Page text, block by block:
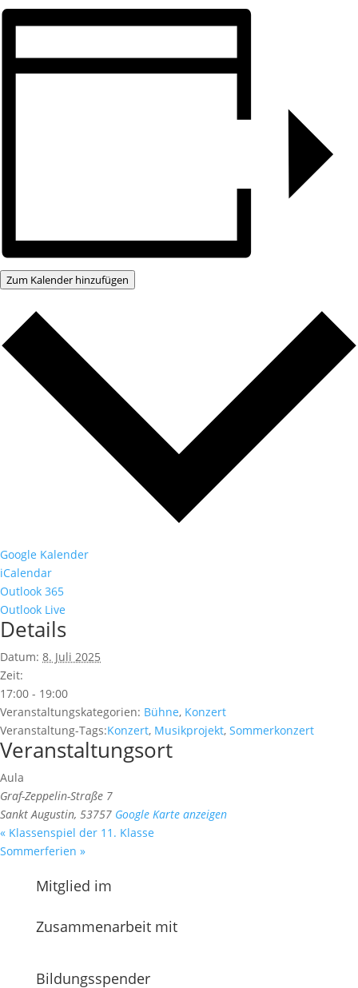
Zum Kalender hinzufügen
Google Kalender
iCalendar
Outlook 365
Outlook Live
Details
Datum: 8. Juli 2025
Zeit:
17:00 - 19:00
Veranstaltungskategorien: Bühne, Konzert
Veranstaltung-Tags:Konzert, Musikprojekt, Sommerkonzert
Veranstaltungsort
Aula
Graf-Zeppelin-Straße 7
Sankt Augustin, 53757 Google Karte anzeigen
« Klassenspiel der 11. Klasse
Sommerferien »
Mitglied im
Zusammenarbeit mit
Bildungsspender